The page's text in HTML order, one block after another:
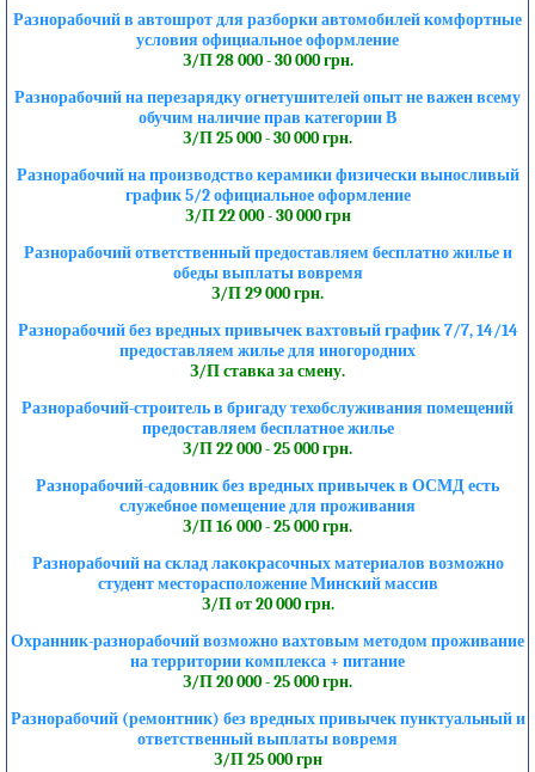
Разнорабочий в автошрот для разборки автомобилей комфортные
условия официальное оформление
З/П 28 000 - 30 000 грн.
Разнорабочий на перезарядку огнетушителей опыт не важен всему
обучим наличие прав категории В
З/П 25 000 - 30 000 грн.
Разнорабочий на производство керамики физически выносливый
график 5/2 официальное оформление
З/П 22 000 - 30 000 грн
Разнорабочий ответственный предоставляем бесплатно жилье и
обеды выплаты вовремя
З/П 29 000 грн.
Разнорабочий без вредных привычек вахтовый график 7/7, 14/14
предоставляем жилье для иногородних
З/П ставка за смену.
Разнорабочий-строитель в бригаду техобслуживания помещений
предоставляем бесплатное жилье
З/П 22 000 - 25 000 грн.
Разнорабочий-садовник без вредных привычек в ОСМД есть
служебное помещение для проживания
З/П 16 000 - 25 000 грн.
Разнорабочий на склад лакокрасочных материалов возможно
студент месторасположение Минский массив
З/П от 20 000 грн.
Охранник-разнорабочий возможно вахтовым методом проживание
на территории комплекса + питание
З/П 20 000 - 25 000 грн.
Разнорабочий (ремонтник) без вредных привычек пунктуальный и
ответственный выплаты вовремя
З/П 25 000 грн